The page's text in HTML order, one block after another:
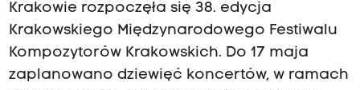
Krakowie rozpoczęła się 38. edycja
Krakowskiego Międzynarodowego Festiwalu
Kompozytorów Krakowskich. Do 17 maja
zaplanowano dziewięć koncertów, w ramach